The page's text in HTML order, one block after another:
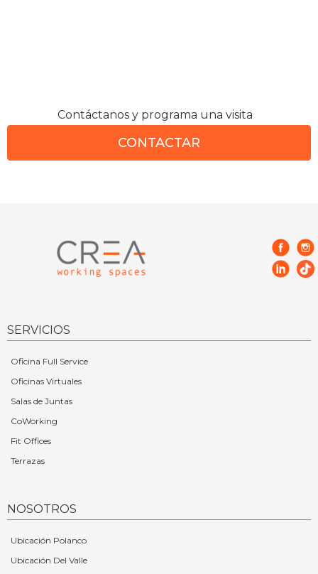
Contáctanos y programa una visita
CONTACTAR
SERVICIOS
Oficina Full Service
Oficinas Virtuales
Salas de Juntas
CoWorking
Fit Offices
Terrazas
NOSOTROS
Ubicación Polanco
Ubicación Del Valle